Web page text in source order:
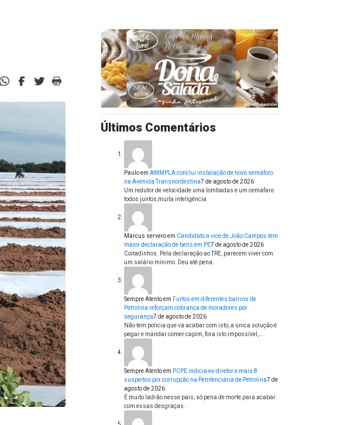
Últimos Comentários
Pauloem AMMPLA conclui instalação de novo semáforo
na Avenida Transnordestina7 de agosto de 2026
Um redutor de velocidade uma lombadas e um cemafaro
todos juntos,muita inteligência
Marcus serveroem Candidato a vice de João Campos tem
maior declaração de bens em PE7 de agosto de 2026
Coitadinhos. Pela declaração ao TRE, parecem viver com
um salário mínimo. Deu até pena.
Sempre Atentoem Furtos em diferentes bairros de
Petrolina reforçam cobrança de moradores por
segurança7 de agosto de 2026
Não tem policia que vá acabar com isto, a única solução é
pegar e mandar comer capim, fora isto impossível,…
Sempre Atentoem PCPE indicia ex-diretor e mais 8
suspeitos por corrupção na Penitenciária de Petrolina7 de
agosto de 2026
É muito ladrão nesse país, só pena de morte para acabar
com essas desgraças.